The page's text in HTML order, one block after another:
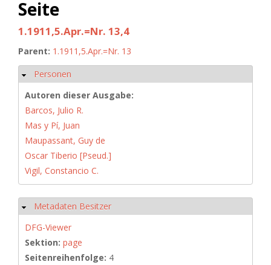
Seite
1.1911,5.Apr.=Nr. 13,4
Parent: 1.1911,5.Apr.=Nr. 13
Hide
Personen
Autoren dieser Ausgabe:
Barcos, Julio R.
Mas y Pí, Juan
Maupassant, Guy de
Oscar Tiberio [Pseud.]
Vigil, Constancio C.
Hide
Metadaten Besitzer
DFG-Viewer
Sektion: page
Seitenreihenfolge: 4